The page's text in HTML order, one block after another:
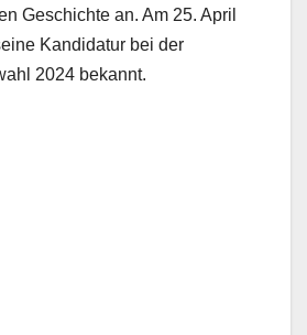
Geschichte an. Am 25. April
Kandidatur bei der
2024 bekannt.